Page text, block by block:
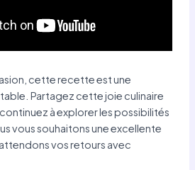
cette recette est une
Partagez cette joie culinaire
à explorer les possibilités
vous souhaitons une excellente
vos retours avec